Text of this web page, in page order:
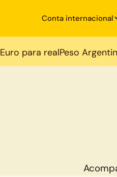
Conta internacional
Euro para realPeso